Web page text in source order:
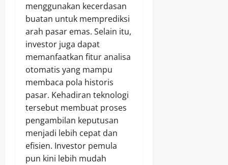
menggunakan kecerdasan
buatan untuk memprediksi
arah pasar emas. Selain itu,
investor juga dapat
memanfaatkan fitur analisa
otomatis yang mampu
membaca pola historis
pasar. Kehadiran teknologi
tersebut membuat proses
pengambilan keputusan
menjadi lebih cepat dan
efisien. Investor pemula
pun kini lebih mudah